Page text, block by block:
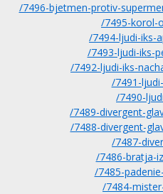
/7496-bjetmen-protiv-
/7495-korol-
/7494-ljudi-iks-
/7493-ljudi-iks-
/7492-ljudi-iks-
/7491-
/7490-
/7489-divergent-
/7488-divergent-
/7487-
/7486-bratja-
/7485-
/7484-